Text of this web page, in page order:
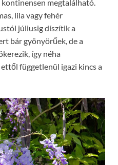
megtalálható.
lila vagy fehér
júliusig díszítik a
bár gyönyörűek, de a
így néha
függetlenül igazi kincs a